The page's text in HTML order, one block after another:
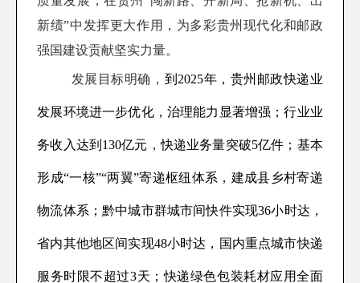
新绩”中发挥更大作用，为多彩贵州现代化和邮政
强国建设贡献坚实力量。
发展目标明确， 到2025年，贵州邮政快递业
发展环境进一步优化，治理能力显著增强；行业业
务收入达到130亿元，快递业务量突破5亿件； 基本
形成“一核”“两翼”寄递枢纽 体系 ，建成县乡村寄递
物流体系 ； 黔中城市群城市间快件实现36小时达，
省内其他地区间实现48小时达 ，国内重点城市快递
服务时限不超过3天 ；快递绿色包装耗材应用全面